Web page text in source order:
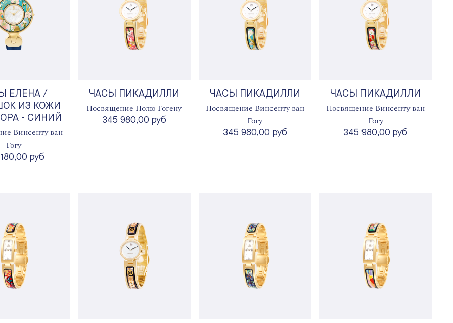
ЕЛЕНА /
ИЗ КОЖИ
- СИНИЙ
Винсенту ван
Гогу
руб
ЧАСЫ ПИКАДИЛЛИ
Посвящение Полю Гогену
345 980,00 руб
ЧАСЫ ПИКАДИЛЛИ
Посвящение Винсенту ван
Гогу
345 980,00 руб
ЧАСЫ ПИКАДИЛЛИ
Посвящение Винсенту ван
Гогу
345 980,00 руб